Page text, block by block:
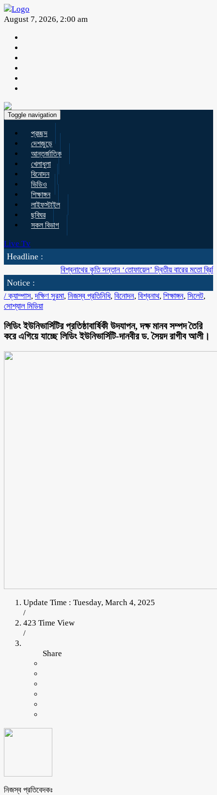
August 7, 2026, 2:00 am
Toggle navigation
প্রচ্ছদ
দেশজুড়ে
আন্তর্জাতিক
খেলাধুলা
বিনোদন
ভিডিও
শিক্ষাঙ্গন
লাইফস্টাইল
ছবিঘর
সকল বিভাগ
Live Tv
Headline :
বিশ্বনাথের কৃতি সন্তান ‘তোফায়েল’ দ্বিতীয় বারের মতো ব্রিটিশ
Notice :
/ক্যাম্পাস,দক্ষিণ সুরমা, নিজস্ব প্রতিনিধি, বিনোদন, বিশ্বনাথ, শিক্ষাঙ্গন, সিলেট,
সোশ্যাল মিডিয়া
লিডিং ইউনিভার্সিটির প্রতিষ্ঠাবার্ষিকী উদযাপন, দক্ষ মানব সম্পদ তৈরি
করে এগিয়ে যাচ্ছে লিডিং ইউনিভার্সিটি-দানবীর ড. সৈয়দ রাগীব আলী।
Update Time : Tuesday, March 4, 2025
/
423 Time View
/
Share
নিজস্ব প্রতিবেদকঃ